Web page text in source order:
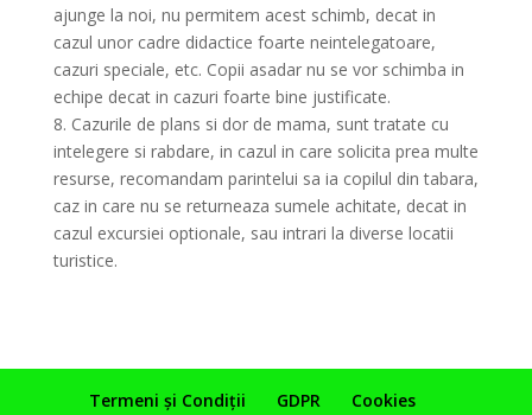
ajunge la noi, nu permitem acest schimb, decat in
cazul unor cadre didactice foarte neintelegatoare,
cazuri speciale, etc. Copii asadar nu se vor schimba in
echipe decat in cazuri foarte bine justificate.
8. Cazurile de plans si dor de mama, sunt tratate cu
intelegere si rabdare, in cazul in care solicita prea multe
resurse, recomandam parintelui sa ia copilul din tabara,
caz in care nu se returneaza sumele achitate, decat in
cazul excursiei optionale, sau intrari la diverse locatii
turistice.
Termeni și Condiții GDPR Cookies